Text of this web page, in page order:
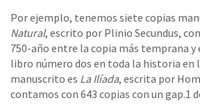
Por ejemplo, tenemos siete copias
Natural, escrito por Plinio Secundus,
750-año entre la copia más temprana
libro número dos en toda la historia en
manuscrito es La Ilíada, escrita por
contamos con 643 copias con un gap.1